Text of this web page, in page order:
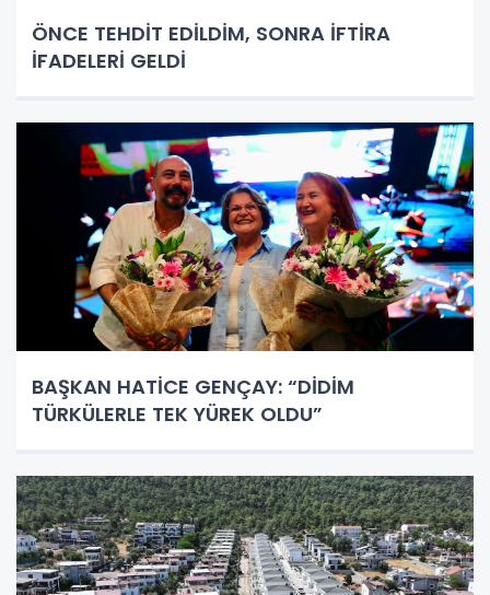
ÖNCE TEHDİT EDİLDİM, SONRA İFTİRA
İFADELERİ GELDİ
BAŞKAN HATİCE GENÇAY: “DİDİM
TÜRKÜLERLE TEK YÜREK OLDU”